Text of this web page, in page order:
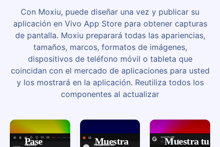
Con Moxiu, puede diseñar una vez y publicar su
aplicación en Vivo App Store para obtener capturas
de pantalla. Moxiu preparará todas las apariencias,
tamaños, marcos, formatos de imágenes,
dispositivos de teléfono móvil o tableta que
coincidan con el mercado de aplicaciones para usted
y los mostrará en la aplicación. Reutiliza todos los
componentes al actualizar
Pase
Muestra
Muestra tu